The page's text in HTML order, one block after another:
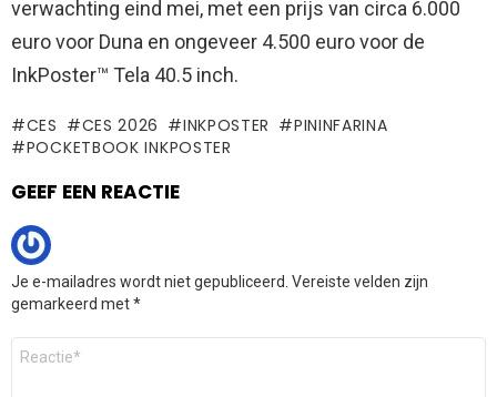
verwachting eind mei, met een prijs van circa 6.000
euro voor Duna en ongeveer 4.500 euro voor de
InkPoster™ Tela 40.5 inch.
CES CES 2026 INKPOSTER
PININFARINA
POCKETBOOK INKPOSTER
GEEF EEN REACTIE
Je e-mailadres wordt niet gepubliceerd. Vereiste velden zijn
gemarkeerd met*
Reactie